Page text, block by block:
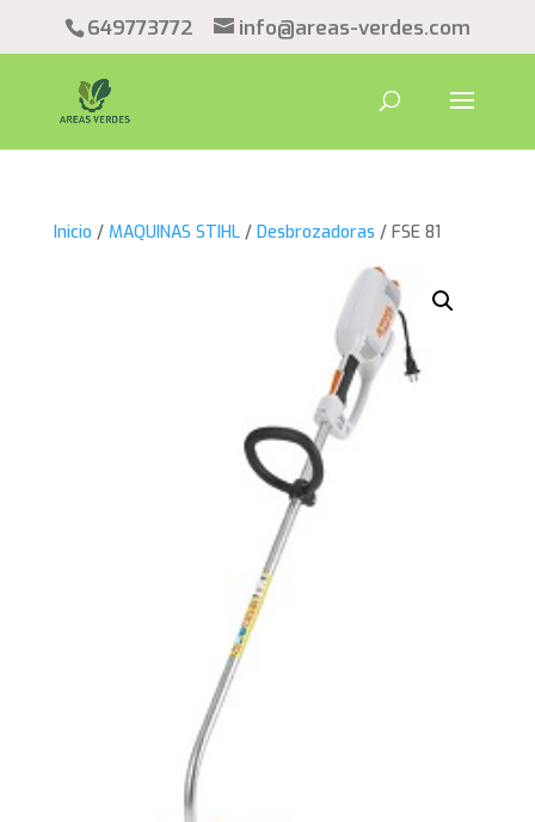
649773772 info@areas-verdes.com
Inicio / MAQUINAS STIHL/ Desbrozadoras / FSE 81